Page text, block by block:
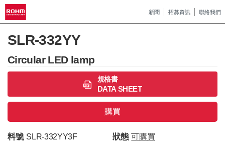
新聞 招募資訊 聯絡我們
SLR-332YY
Circular LED lamp
規格書
DATA SHEET
購買
料號| SLR-332YY3F 狀態| 可購買